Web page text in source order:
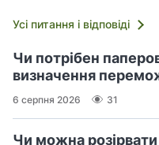
Усі питання і відповіді
Чи потрібен
визначення
6 серпня 2026 31
Чи можна розірвати